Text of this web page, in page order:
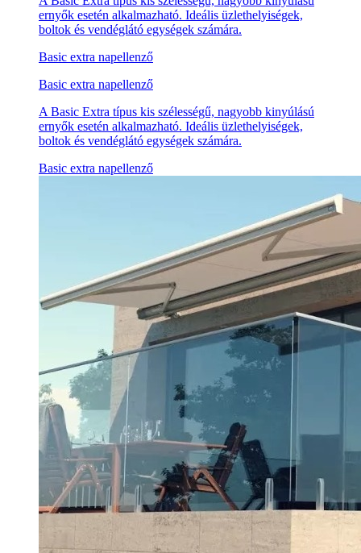
ernyők esetén alkalmazható. Ideális üzlethelyiségek,
boltok és vendéglátó egységek számára.
Basic extra napellenző
Basic extra napellenző
A Basic Extra típus kis szélességű, nagyobb kinyúlású
ernyők esetén alkalmazható. Ideális üzlethelyiségek,
boltok és vendéglátó egységek számára.
Basic extra napellenző